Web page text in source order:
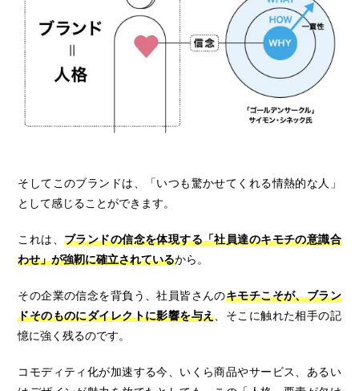
そしてこのブランドは、「いつも驚かせてくれる情熱的な人」
として感じることができます。
これは、ブランドの信念を体現する「社員達のキモチの意識合
わせ」が強靭に確立されているから。
その企業の信念を背負う、社員皆さんのキモチこそが、ブラン
ドそのものにダイレクトに影響を与え、そこに触れた相手の記
憶に強く残るのです。
コモディティ化が加速する今、いくら商品やサービス、あるい